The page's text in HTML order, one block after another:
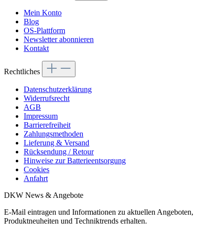
Mein Konto
Blog
OS-Plattform
Newsletter abonnieren
Kontakt
Rechtliches
Datenschutzerklärung
Widerrufsrecht
AGB
Impressum
Barrierefreiheit
Zahlungsmethoden
Lieferung & Versand
Rücksendung / Retour
Hinweise zur Batterieentsorgung
Cookies
Anfahrt
DKW News & Angebote
E-Mail eintragen und Informationen zu aktuellen Angeboten,
Produktneuheiten und Techniktrends erhalten.